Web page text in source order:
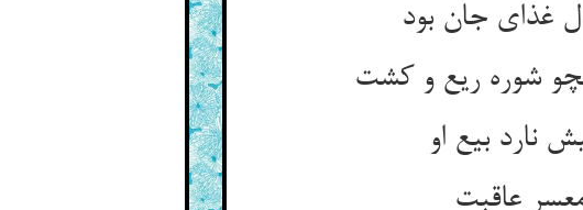
غذای جان بود
نارد بیع او